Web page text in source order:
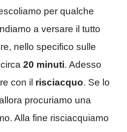
per qualche
a versare il tutto
nello specifico sulle
20 minuti. Adesso
con il risciacquo. Se lo
procuriamo una
Alla fine risciacquiamo